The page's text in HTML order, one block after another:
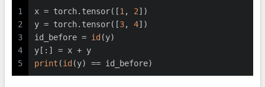
1
2
3
4
5
x = torch.tensor([1 , 2])
y = torch.tensor([3, 4])
id_before = id (y)
y[:] = x + y
print (id (y) == id_before)